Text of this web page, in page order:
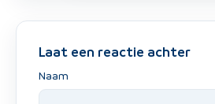
Laat een reactie achter
Naam